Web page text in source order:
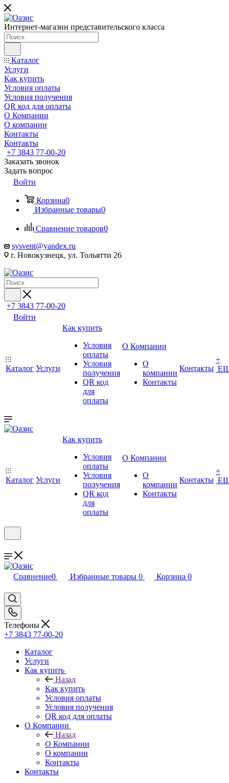
Интернет-магазин представительского класса
Каталог
Услуги
Как купить
Условия оплаты
Условия получения
QR код для оплаты
О Компании
О компании
Контакты
Контакты
+7 3843 77-00-20
Заказать звонок
Задать вопрос
Войти
Корзина0
Избранные товары0
Сравнение товаров0
sysvent@yandex.ru
г. Новокузнецк, ул. Тольятти 26
+7 3843 77-00-20
Войти
Каталог Услуги
Как купить
Условия
оплаты
Условия
получения
QR код
для
оплаты
О Компании
О
компании
Контакты
Контакты
+
Каталог Услуги
Как купить
Условия
оплаты
Условия
получения
QR код
для
оплаты
О Компании
О
компании
Контакты
Контакты
+
Сравнение0 Избранные товары 0 Корзина 0
Телефоны
+7 3843 77-00-20
Каталог
Услуги
Как купить
Назад
Как купить
Условия оплаты
Условия получения
QR код для оплаты
О Компании
Назад
О Компании
О компании
Контакты
Контакты